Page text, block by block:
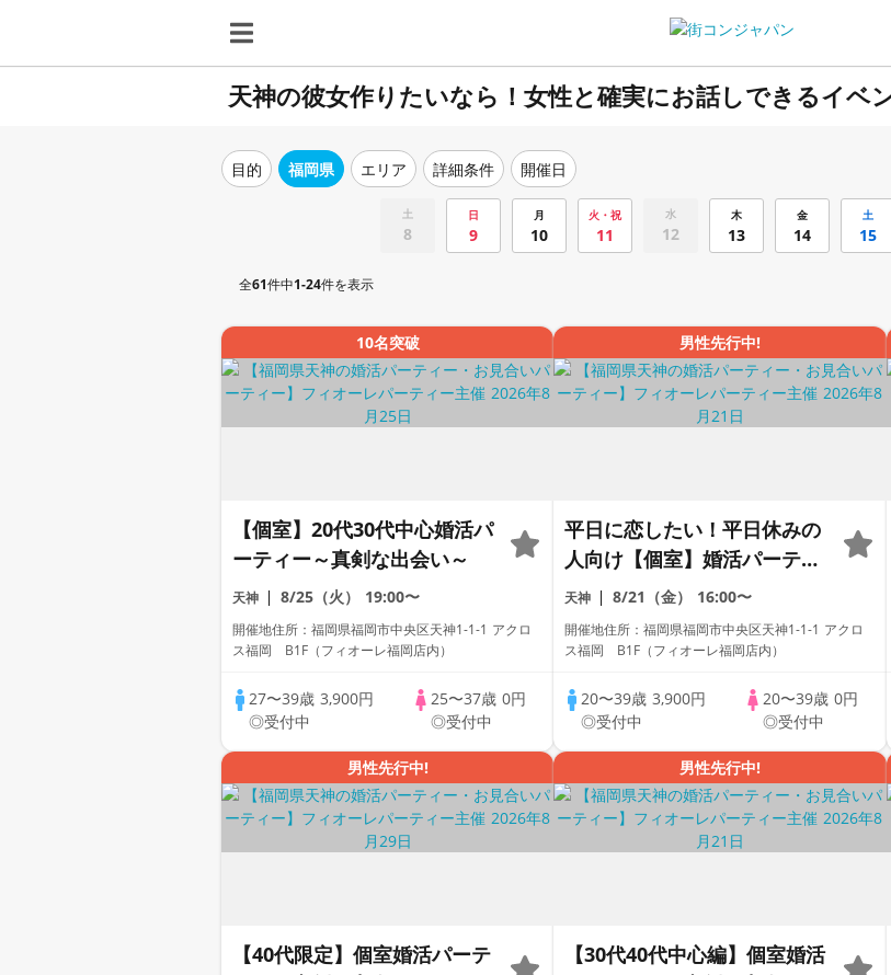
天神の彼女作りたいなら！女性と確実にお話しできるイベ
目的 福岡県 エリア 詳細条件 開催日
土
8
日
9
月
10
火・祝
11
水
12
木
13
金
14
土
15
全61件中1-24件を表示
10名突破
【個室】20代30代中心婚活パ
ーティー～真剣な出会い～
天神 8/25（火） 19:00〜
開催地住所：福岡県福岡市中央区天神1-1-1 アクロ
ス福岡 B1F（フィオーレ福岡店内）
27〜39歳 3,900円
◎受付中
25〜37歳 0円
◎受付中
男性先行中!
平日に恋したい！平日休みの
人向け【個室】婚活パーティ
ー～真剣な出会い～
天神 8/21（金） 16:00〜
開催地住所：福岡県福岡市中央区天神1-1-1 アクロ
ス福岡 B1F（フィオーレ福岡店内）
20〜39歳 3,900円
◎受付中
20〜39歳0円
◎受付中
男性先行中!
【40代限定】個室婚活パーテ
男性先行中!
【30代40代中心編】個室婚活